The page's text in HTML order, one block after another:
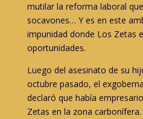
mutilar la reforma laboral
socavones… Y es en este
impunidad donde Los Zetas
oportunidades.
Luego del asesinato de su
octubre pasado, el
declaró que había
Zetas en la zona